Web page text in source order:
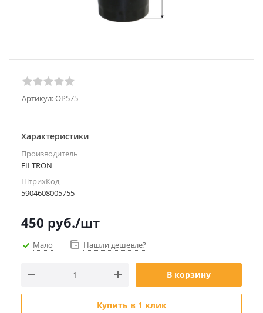
Артикул:OP575
Характеристики
Производитель
FILTRON
ШтрихКод
5904608005755
450 руб./шт
Мало Нашли дешевле?
В корзину
Купить в 1 клик